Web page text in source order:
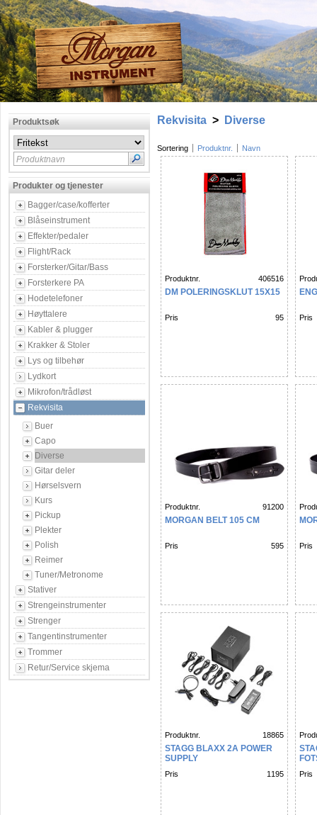
Produktsøk
Produktnavn
Produkter og tjenester
Bagger/case/kofferter
Blåseinstrument
Effekter/pedaler
Flight/Rack
Forsterker/Gitar/Bass
Forsterkere PA
Hodetelefoner
Høyttalere
Kabler & plugger
Krakker & Stoler
Lys og tilbehør
Lydkort
Mikrofon/trådløst
Rekvisita
Buer
Capo
Diverse
Gitar deler
Hørselsvern
Kurs
Pickup
Plekter
Polish
Reimer
Tuner/Metronome
Stativer
Strengeinstrumenter
Strenger
Tangentinstrumenter
Trommer
Retur/Service skjema
Rekvisita > Diverse
Sortering Produktnr. Navn
Produktnr. 406516
DM POLERINGSKLUT 15X15
Pris 95 Pris
Produktnr. 91200
MORGAN BELT 105 CM
Pris 595 Pris
Produktnr. 18865
STAGG BLAXX 2A POWER
SUPPLY
Pris 1195 Pris